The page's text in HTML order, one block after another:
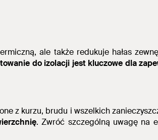
ale także redukuje hałas
do izolacji jest kluczowe dla
z kurzu, brudu i wszelkich
. Zwróć szczególną uwagę na